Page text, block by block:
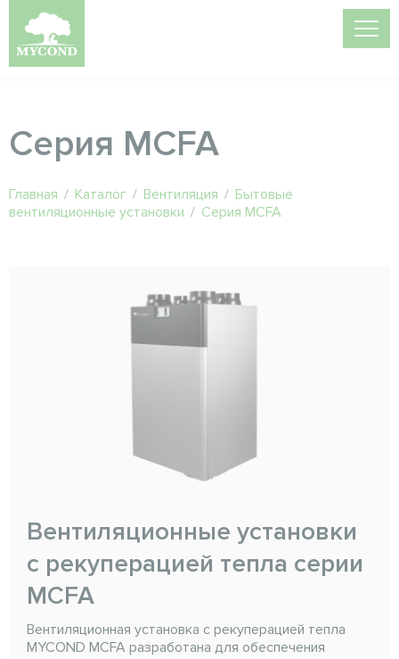
Серия MCFA
Главная / Каталог / Вентиляция / Бытовые
вентиляционные установки / Серия MCFA
Вентиляционные установки
с рекуперацией тепла серии
MCFA
Вентиляционная установка с рекуперацией тепла
MYCOND MCFA разработана для обеспечения